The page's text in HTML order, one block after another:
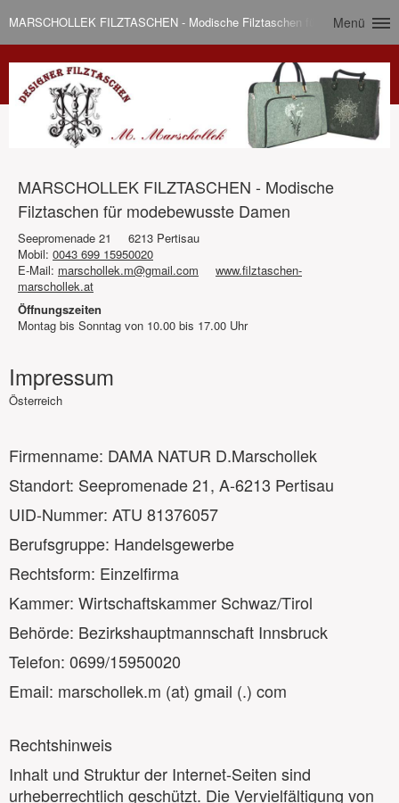
MARSCHOLLEK FILZTASCHEN - Modische Filztaschen für Menü
MARSCHOLLEK FILZTASCHEN - Modische
Filztaschen für modebewusste Damen
Seepromenade 21
6213 Pertisau
Mobil: 0043 699 15950020
E-Mail: marschollek.m@gmail.com
www.filztaschen-
marschollek.at
Öffnungszeiten
Montag bis Sonntag von 10.00 bis 17.00 Uhr
Impressum
Österreich
Firmenname: DAMA NATUR D.Marschollek
Standort: Seepromenade 21, A-6213 Pertisau
UID-Nummer: ATU 81376057
Berufsgruppe: Handelsgewerbe
Rechtsform: Einzelfirma
Kammer: Wirtschaftskammer Schwaz/Tirol
Behörde: Bezirkshauptmannschaft Innsbruck
Telefon: 0699/15950020
Email: marschollek.m (at) gmail (.) com
Rechtshinweis
Inhalt und Struktur der Internet-Seiten sind
urheberrechtlich geschützt. Die Vervielfältigung von